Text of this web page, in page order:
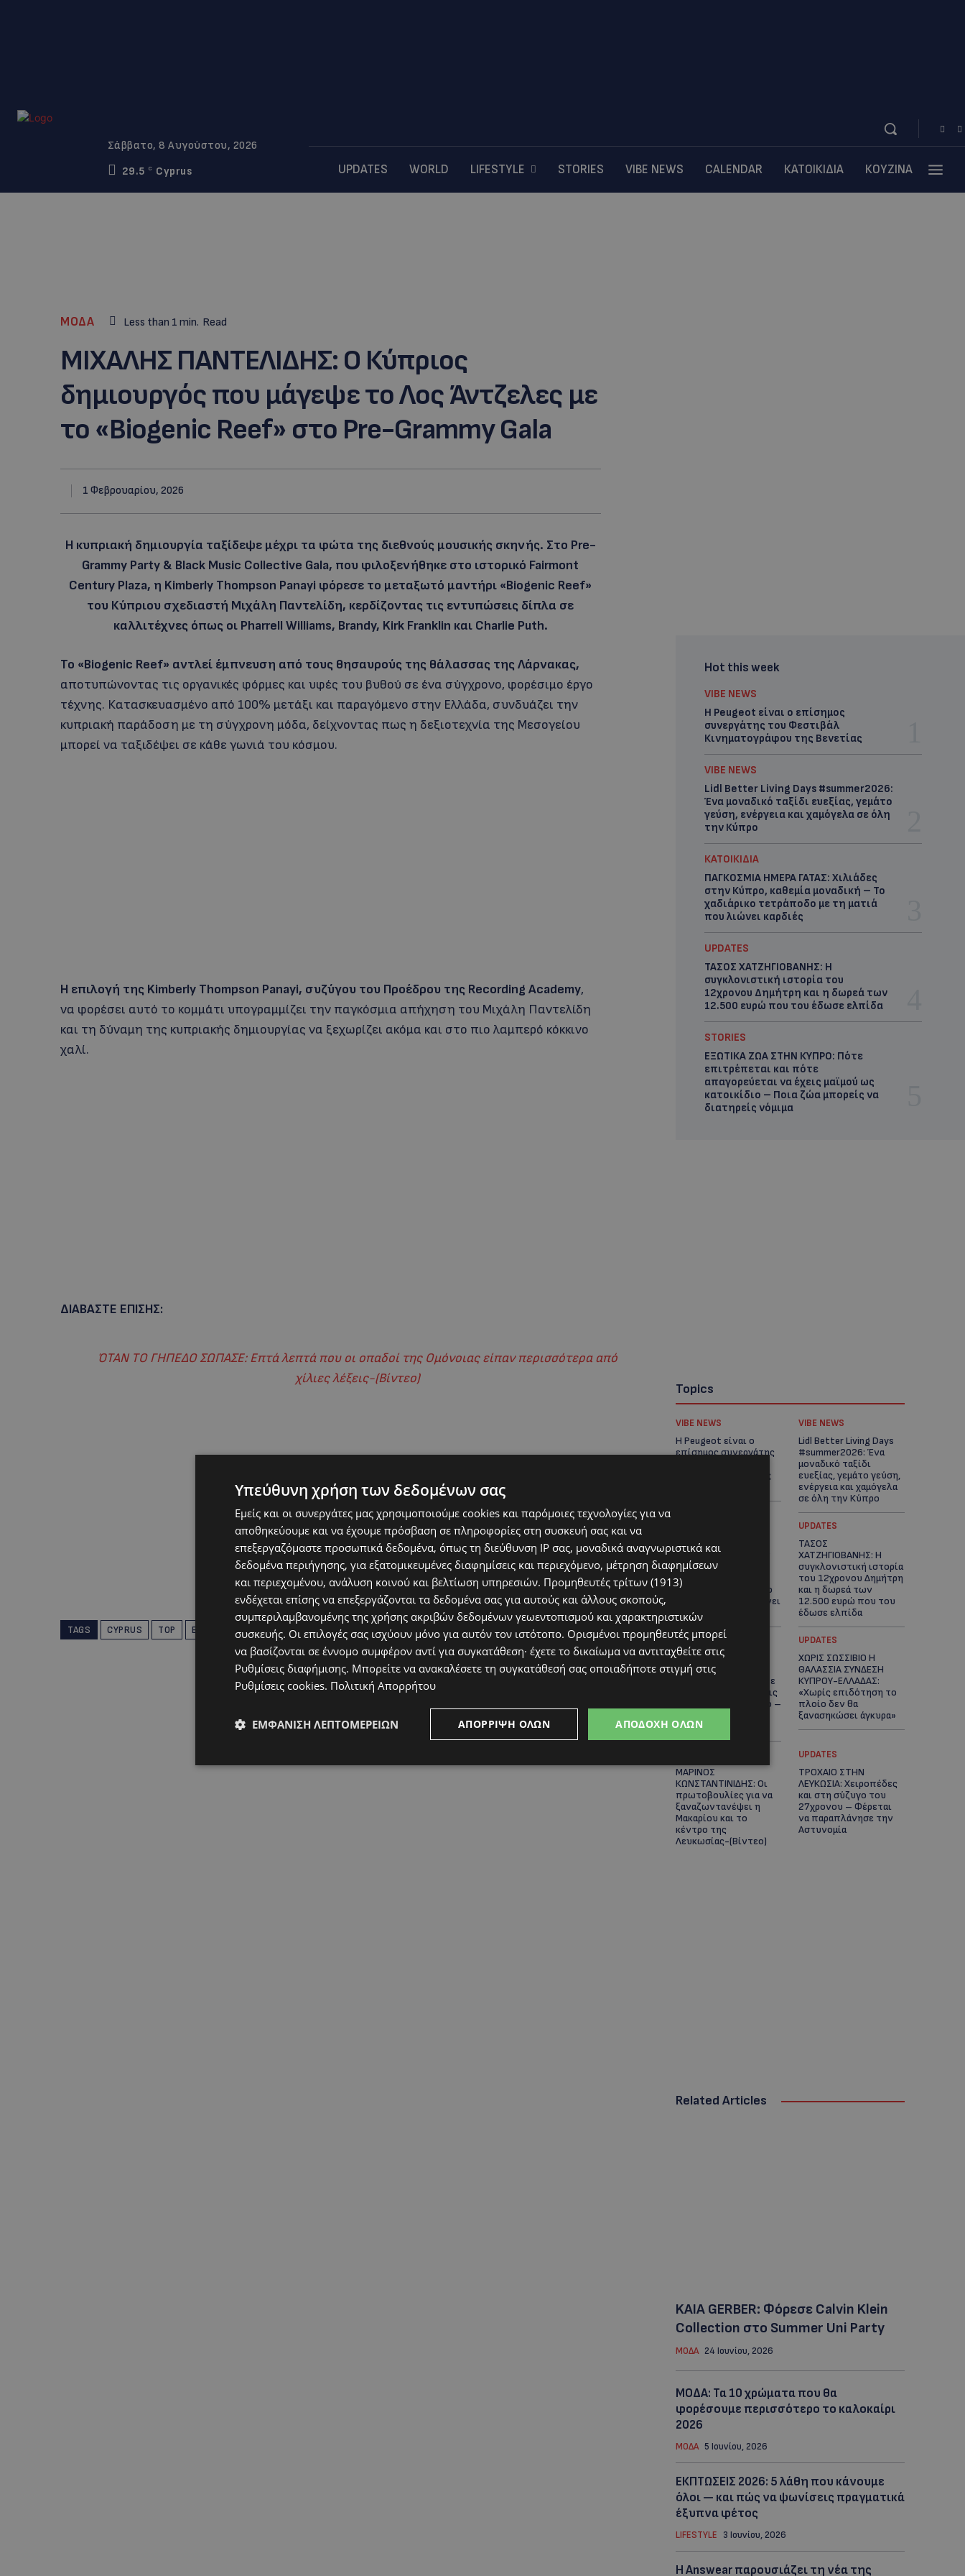
Σάββατο, 8 Αυγούστου, 2026
29.5
C Cyprus UPDATES WORLD LIFESTYLE STORIES VIBE NEWS CALENDAR ΚΑΤΟΙΚΙΔΙΑ ΚΟΥΖΙΝΑ
ΜΟΔΑ Less than 1 min. Read
ΜΙΧΑΛΗΣ ΠΑΝΤΕΛΙΔΗΣ: Ο Κύπριος
δημιουργός που μάγεψε το Λος Άντζελες με
το «Biogenic Reef» στο Pre-Grammy Gala
1 Φεβρουαρίου, 2026
Η κυπριακή δημιουργία ταξίδεψε μέχρι τα φώτα της διεθνούς μουσικής σκηνής. Στο Pre-
Grammy Party & Black Music Collective Gala, που φιλοξενήθηκε στο ιστορικό Fairmont
Century Plaza, η Kimberly Thompson Panayi φόρεσε το μεταξωτό μαντήρι «Biogenic Reef»
του Κύπριου σχεδιαστή Μιχάλη Παντελίδη, κερδίζοντας τις εντυπώσεις δίπλα σε
καλλιτέχνες όπως οι Pharrell Williams, Brandy, Kirk Franklin και Charlie Puth.
Το «Biogenic Reef» αντλεί έμπνευση από τους θησαυρούς της θάλασσας της Λάρνακας,
αποτυπώνοντας τις οργανικές φόρμες και υφές του βυθού σε ένα σύγχρονο, φορέσιμο έργο
τέχνης. Κατασκευασμένο από 100% μετάξι και παραγόμενο στην Ελλάδα, συνδυάζει την
κυπριακή παράδοση με τη σύγχρονη μόδα, δείχνοντας πως η δεξιοτεχνία της Μεσογείου
μπορεί να ταξιδέψει σε κάθε γωνιά του κόσμου.
Η επιλογή της Kimberly Thompson Panayi, συζύγου του Προέδρου της Recording Academy,
να φορέσει αυτό το κομμάτι υπογραμμίζει την παγκόσμια απήχηση του Μιχάλη Παντελίδη
και τη δύναμη της κυπριακής δημιουργίας να ξεχωρίζει ακόμα και στο πιο λαμπερό κόκκινο
χαλί.
ΔΙΑΒΑΣΤΕ ΕΠΙΣΗΣ:
ΌΤΑΝ ΤΟ ΓΗΠΕΔΟ ΣΩΠΑΣΕ: Επτά λεπτά που οι οπαδοί της Ομόνοιας είπαν περισσότερα από
χίλιες λέξεις-(Βίντεο)
TAGS CYPRUS TOP ΕΠΙΚΑΙΡΌΤΗΤΑ
Hot this week
VIBE NEWS
Η Peugeot είναι ο επίσημος
συνεργάτης του Φεστιβάλ
Κινηματογράφου της Βενετίας
VIBE NEWS
Lidl Better Living Days #summer2026:
Ένα μοναδικό ταξίδι ευεξίας, γεμάτο
γεύση, ενέργεια και χαμόγελα σε όλη
την Κύπρο
ΚΑΤΟΙΚΙΔΙΑ
ΠΑΓΚΟΣΜΙΑ ΗΜΕΡΑ ΓΑΤΑΣ: Χιλιάδες
στην Κύπρο, καθεμία μοναδική – Το
χαδιάρικο τετράποδο με τη ματιά
που λιώνει καρδιές
UPDATES
ΤΑΣΟΣ ΧΑΤΖΗΓΙΟΒΑΝΗΣ: Η
συγκλονιστική ιστορία του
12χρονου Δημήτρη και η δωρεά των
12.500 ευρώ που του έδωσε ελπίδα
STORIES
ΕΞΩΤΙΚΑ ΖΩΑ ΣΤΗΝ ΚΥΠΡΟ: Πότε
επιτρέπεται και πότε
απαγορεύεται να έχεις μαϊμού ως
κατοικίδιο – Ποια ζώα μπορείς να
διατηρείς νόμιμα
Topics
VIBE NEWS
Η Peugeot είναι ο
επίσημος συνεργάτης
Κινηματογράφου της
VIBE NEWS
Lidl Better Living Days
#summer2026: Ένα
μοναδικό ταξίδι
ευεξίας, γεμάτο γεύση,
ενέργεια και χαμόγελα
σε όλη την Κύπρο
ΠΑΓΚΟΣΜΙΑ ΗΜΕΡΑ
ΓΑΤΑΣ: Χιλιάδες στην
Κύπρο, καθεμία
μοναδική – Το
χαδιάρικο τετράποδο
με τη ματιά που λιώνει
καρδιές
UPDATES
ΤΑΣΟΣ
ΧΑΤΖΗΓΙΟΒΑΝΗΣ: Η
συγκλονιστική ιστορία
του 12χρονου Δημήτρη
και η δωρεά των
12.500 ευρώ που του
έδωσε ελπίδα
STORIES
ΕΞΩΤΙΚΑ ΖΩΑ ΣΤΗΝ
ΚΥΠΡΟ: Πότε
επιτρέπεται και πότε
απαγορεύεται να έχεις
μαϊμού ως κατοικίδιο –
διατηρείς νόμιμα
UPDATES
ΧΩΡΙΣ ΣΩΣΣΙΒΙΟ Η
ΘΑΛΑΣΣΙΑ ΣΥΝΔΕΣΗ
ΚΥΠΡΟΥ-ΕΛΛΑΔΑΣ:
«Χωρίς επιδότηση το
πλοίο δεν θα
ξανασηκώσει άγκυρα»
ΜΑΡΙΝΟΣ
ΚΩΝΣΤΑΝΤΙΝΙΔΗΣ: Οι
πρωτοβουλίες για να
ξαναζωντανέψει η
Μακαρίου και το
κέντρο της
Λευκωσίας-(Βίντεο)
UPDATES
ΤΡΟΧΑΙΟ ΣΤΗΝ
ΛΕΥΚΩΣΙΑ: Χειροπέδες
και στη σύζυγο του
27χρονου – Φέρεται
να παραπλάνησε την
Αστυνομία
Related Articles
KAIA GERBER: Φόρεσε Calvin Klein
Collection στο Summer Uni Party
ΜΟΔΑ 24 Ιουνίου, 2026
ΜΟΔΑ: Τα 10 χρώματα που θα
φορέσουμε περισσότερο το καλοκαίρι
2026
ΜΟΔΑ 5 Ιουνίου, 2026
ΕΚΠΤΩΣΕΙΣ 2026: 5 λάθη που κάνουμε
όλοι — και πώς να ψωνίσεις πραγματικά
έξυπνα φέτος
LIFESTYLE 3 Ιουνίου, 2026
Η Answear παρουσιάζει τη νέα της
Υπεύθυνη χρήση των δεδομένων σας
Εμείς και οι συνεργάτες μας χρησιμοποιούμε cookies και παρόμοιες τεχνολογίες για να
αποθηκεύουμε και να έχουμε πρόσβαση σε πληροφορίες στη συσκευή σας και να
επεξεργαζόμαστε προσωπικά δεδομένα, όπως τη διεύθυνση IP σας, μοναδικά αναγνωριστικά και
δεδομένα περιήγησης, για εξατομικευμένες διαφημίσεις και περιεχόμενο, μέτρηση διαφημίσεων
και περιεχομένου, ανάλυση κοινού και βελτίωση υπηρεσιών. Προμηθευτές τρίτων (1913)
ενδέχεται επίσης να επεξεργάζονται τα δεδομένα σας για αυτούς και άλλους σκοπούς,
συμπεριλαμβανομένης της χρήσης ακριβών δεδομένων γεωεντοπισμού και χαρακτηριστικών
συσκευής. Οι επιλογές σας ισχύουν μόνο για αυτόν τον ιστότοπο. Ορισμένοι προμηθευτές μπορεί
να βασίζονται σε έννομο συμφέρον αντί για συγκατάθεση· έχετε το δικαίωμα να αντιταχθείτε στις
Ρυθμίσεις διαφήμισης. Μπορείτε να ανακαλέσετε τη συγκατάθεσή σας οποιαδήποτε στιγμή στις
Ρυθμίσεις cookies. Πολιτική Απορρήτου
ΑΠΟΔΟΧΉ ΌΛΩΝ
ΑΠΌΡΡΙΨΗ ΌΛΩΝ
ΕΜΦΆΝΙΣΗ ΛΕΠΤΟΜΕΡΕΙΏΝ